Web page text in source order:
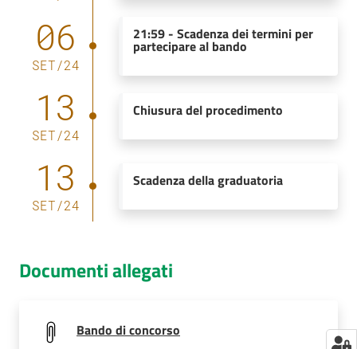
06
SET/24
21:59- Scadenza dei termini per
partecipare al bando
13
SET/24
Chiusura del procedimento
13
SET/24
Scadenza della graduatoria
Documenti allegati
Bando di concorso